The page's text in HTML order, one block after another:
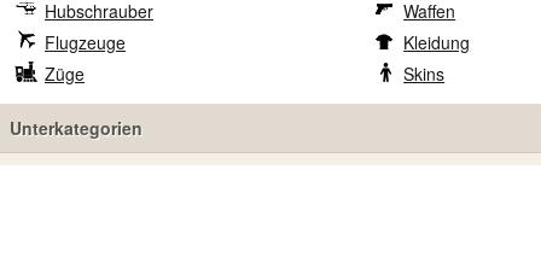
Hubschrauber
Flugzeuge
Züge
Waffen
Kleidung
Skins
Unterkategorien